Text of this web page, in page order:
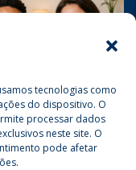
tecnologias como
do dispositivo. O
processar dados
neste site. O
pode afetar